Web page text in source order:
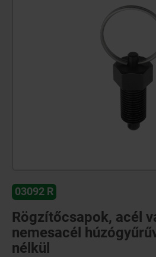
03092 R
Rögzítőcsapok, acél
nemesacél
nélkül